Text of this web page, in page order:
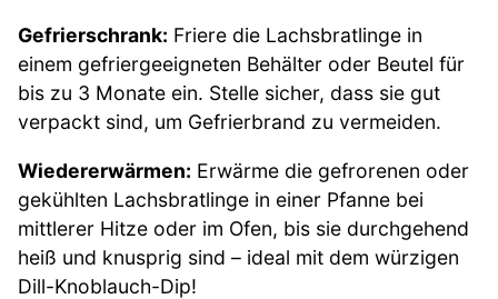
Gefrierschrank: Friere die Lachsbratlinge in
einem gefriergeeigneten Behälter oder Beutel für
bis zu 3 Monate ein. Stelle sicher, dass sie gut
verpackt sind, um Gefrierbrand zu vermeiden.
Wiedererwärmen: Erwärme die gefrorenen oder
gekühlten Lachsbratlinge in einer Pfanne bei
mittlerer Hitze oder im Ofen, bis sie durchgehend
heiß und knusprig sind – ideal mit dem würzigen
Dill-Knoblauch-Dip!